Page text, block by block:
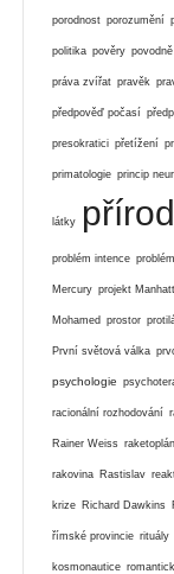
porodnost porozumění
politika pověry povodně
práva zvířat pravěk
předpověď počasí
presokratici přetížení
primatologie princip
látky
problém intence
Mercury projekt
Mohamed prostor
První světová válka
psychologie
racionální rozhodování
Rainer Weiss raketoplán
rakovina Rastislav
krize Richard Dawkins
římské provincie rituály
kosmonautice